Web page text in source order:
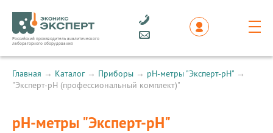
Главная → Каталог→ Приборы → рН-метры "Эксперт-рН" →
"Эксперт-рН (профессиональный комплект)"
рН-метры "Эксперт-рН"
Российский производитель аналитического
лабораторного оборудования